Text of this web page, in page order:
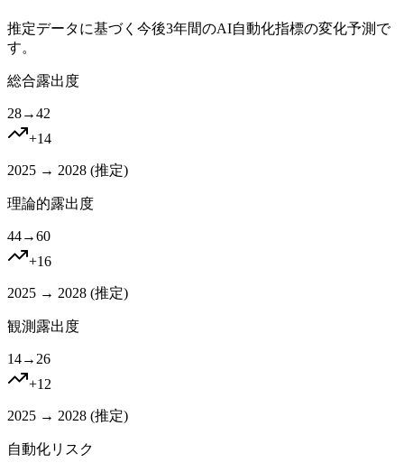
推定データに基づく今後3年間のAI自動化指標の変化予測で
す。
総合露出度
28→42
+14
2025 → 2028 (推定)
理論的露出度
44→60
+16
2025 → 2028 (推定)
観測露出度
14→ 26
+12
2025 → 2028 (推定)
自動化リスク